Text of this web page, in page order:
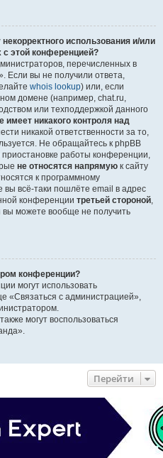
использования и/или
этой конференцией?
перечисленных в
Если вы не получили ответа,
whois lookup) или, если
домене (например, chat.ru,
или техподдержкой данного
имеет никакого контроля над
никакой ответственности за то,
Не обращайтесь к phpBB
работы конференции,
не относятся напрямую к сайту
к программному
всё-таки пошлёте email в адрес
конференции третьей стороной,
вы можете вообще не получить
конференции?
могут использовать
«Связаться с администрацией»,
могут воспользоваться
Перейти